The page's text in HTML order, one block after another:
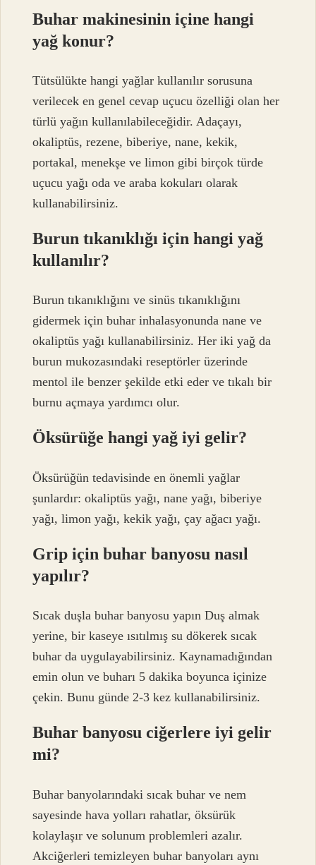
Buhar makinesinin içine hangi
yağ konur?
Tütsülükte hangi yağlar kullanılır sorusuna
verilecek en genel cevap uçucu özelliği olan her
türlü yağın kullanılabileceğidir. Adaçayı,
okaliptüs, rezene, biberiye, nane, kekik,
portakal, menekşe ve limon gibi birçok türde
uçucu yağı oda ve araba kokuları olarak
kullanabilirsiniz.
Burun tıkanıklığı için hangi yağ
kullanılır?
Burun tıkanıklığını ve sinüs tıkanıklığını
gidermek için buhar inhalasyonunda nane ve
okaliptüs yağı kullanabilirsiniz. Her iki yağ da
burun mukozasındaki reseptörler üzerinde
mentol ile benzer şekilde etki eder ve tıkalı bir
burnu açmaya yardımcı olur.
Öksürüğe hangi yağ iyi gelir?
Öksürüğün tedavisinde en önemli yağlar
şunlardır: okaliptüs yağı, nane yağı, biberiye
yağı, limon yağı, kekik yağı, çay ağacı yağı.
Grip için buhar banyosu nasıl
yapılır?
Sıcak duşla buhar banyosu yapın Duş almak
yerine, bir kaseye ısıtılmış su dökerek sıcak
buhar da uygulayabilirsiniz. Kaynamadığından
emin olun ve buharı 5 dakika boyunca içinize
çekin. Bunu günde 2-3 kez kullanabilirsiniz.
Buhar banyosu ciğerlere iyi gelir
mi?
Buhar banyolarındaki sıcak buhar ve nem
sayesinde hava yolları rahatlar, öksürük
kolaylaşır ve solunum problemleri azalır.
Akciğerleri temizleyen buhar banyoları aynı